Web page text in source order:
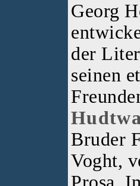
Georg
der
seinen
Bruder
Voght,